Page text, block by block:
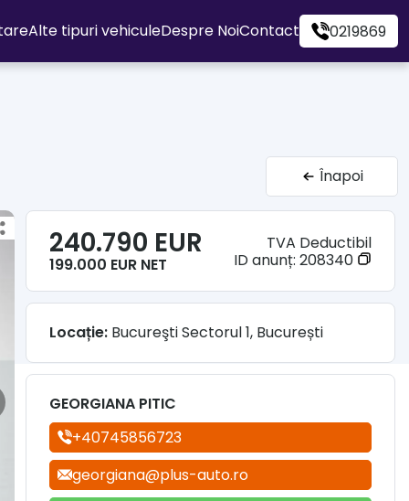
Alte tipuri vehiculeDespre NoiContact 0219869
Înapoi
240.790 EUR
199.000 EUR NET
TVA Deductibil
ID anunț: 208340
Locație: Bucureşti Sectorul 1, București
GEORGIANA PITIC
+40745856723
georgiana@plus-auto.ro